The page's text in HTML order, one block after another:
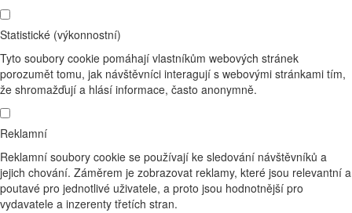
Statistické (výkonnostní)
Tyto soubory cookie pomáhají vlastníkům webových stránek
porozumět tomu, jak návštěvníci interagují s webovými stránkami tím,
že shromažďují a hlásí informace, často anonymně.
Reklamní
Reklamní soubory cookie se používají ke sledování návštěvníků a
jejich chování. Záměrem je zobrazovat reklamy, které jsou relevantní a
poutavé pro jednotlivé uživatele, a proto jsou hodnotnější pro
vydavatele a inzerenty třetích stran.